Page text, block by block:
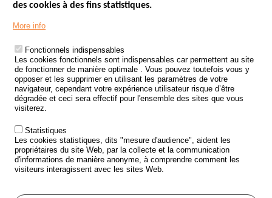
Menu
Footer
LES SITES PUBLICS
ÉTAT DE L’INSÉCURITÉ ROUTIÈRE
TRAITEMENT DES DONNÉES PERSONNELLES DES ACCIDENTS DE
LA ROUTE
ETUDES ET RECHERCHES
APPEL À PROJETS
POLITIQUE DE SÉCURITÉ ROUTIÈRE
Outils
AGENDA
des cookies à des fins statistiques.
More info
Fonctionnels indispensables
Les cookies fonctionnels sont indispensables car permettent au site
de fonctionner de manière optimale . Vous pouvez toutefois vous y
opposer et les supprimer en utilisant les paramètres de votre
navigateur, cependant votre expérience utilisateur risque d’être
dégradée et ceci sera effectif pour l'ensemble des sites que vous
visiterez.
Statistiques
Les cookies statistiques, dits "mesure d'audience", aident les
propriétaires du site Web, par la collecte et la communication
d'informations de manière anonyme, à comprendre comment les
visiteurs interagissent avec les sites Web.